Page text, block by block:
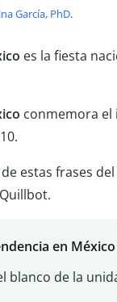
García, PhD.
es la fiesta
conmemora el
estas frases del
en México
blanco de la